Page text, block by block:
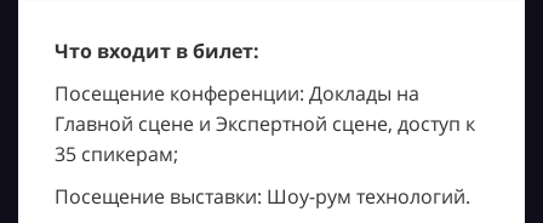
Что входит в билет:
Посещение конференции: Доклады на
Главной сцене и Экспертной сцене, доступ к
35 спикерам;
Посещение выставки: Шоу-рум технологий.